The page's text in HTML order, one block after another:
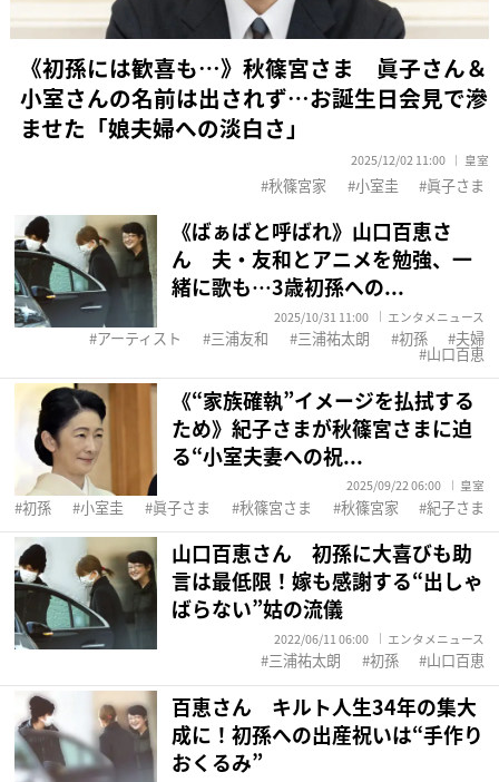
《初孫には歓喜も…》秋篠宮さま 眞子さん＆
小室さんの名前は出されず…お誕生日会見で滲
ませた「娘夫婦への淡白さ」
2025/12/02 11:00 皇室
秋篠宮家 小室圭 眞子さま
《ばぁばと呼ばれ》山口百恵さ
ん 夫・友和とアニメを勉強、一
緒に歌も…3歳初孫への...
2025/10/31 11:00 エンタメニュース
アーティスト 三浦友和 三浦祐太朗 初孫 夫婦
山口百恵
《“家族確執”イメージを払拭する
ため》紀子さまが秋篠宮さまに迫
る“小室夫妻への祝...
2025/09/22 06:00 皇室
初孫 小室圭 眞子さま 秋篠宮さま 秋篠宮家 紀子さま
山口百恵さん 初孫に大喜びも助
言は最低限！嫁も感謝する“出しゃ
ばらない”姑の流儀
2022/06/11 06:00 エンタメニュース
三浦祐太朗 初孫 山口百恵
百恵さん キルト人生34年の集大
成に！初孫への出産祝いは“手作り
おくるみ”